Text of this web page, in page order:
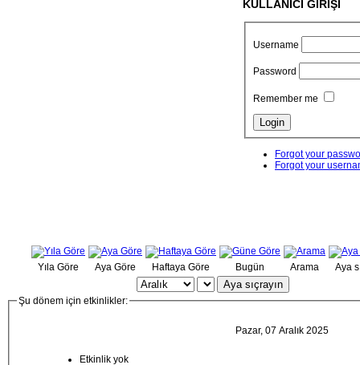
KULLANICI GİRİŞİ
Username
Password
Remember me
Forgot your
Forgot your
Yıla Göre Aya Göre Haftaya Göre Bugün Arama Aya
Aya sıçrayın
Şu dönem için etkinlikler:
Pazar, 07 Aralık 2025
Etkinlik yok